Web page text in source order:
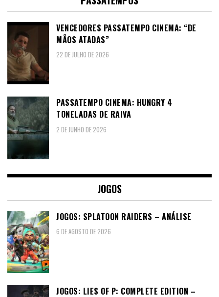
VENCEDORES PASSATEMPO CINEMA: “DE
MÃOS ATADAS”
22 DE JULHO DE 2026
PASSATEMPO CINEMA: HUNGRY 4
TONELADAS DE RAIVA
2 DE JUNHO DE 2026
JOGOS
JOGOS: SPLATOON RAIDERS – ANÁLISE
6 DE AGOSTO DE 2026
JOGOS: LIES OF P: COMPLETE EDITION –